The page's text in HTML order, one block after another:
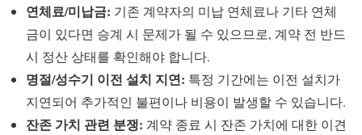
연체료/미납금: 기존 계약자의 미납 연체료나 기타 연체
금이 있다면 승계 시 문제가 될 수 있으므로, 계약 전 반드
시 정산 상태를 확인해야 합니다.
명절/성수기 이전 설치 지연: 특정 기간에는 이전 설치가
지연되어 추가적인 불편이나 비용이 발생할 수 있습니다.
잔존 가치 관련 분쟁: 계약 종료 시 잔존 가치에 대한 이견